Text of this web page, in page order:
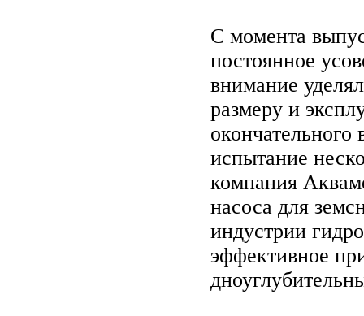
С момента
постоянное
внимание
размеру и
испытание
компания
насоса для
индустрии
эффективное